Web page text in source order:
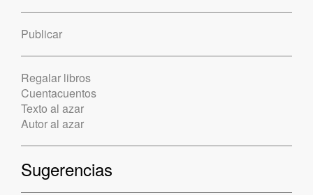
Publicar
Regalar libros
Cuentacuentos
Texto al azar
Autor al azar
Sugerencias